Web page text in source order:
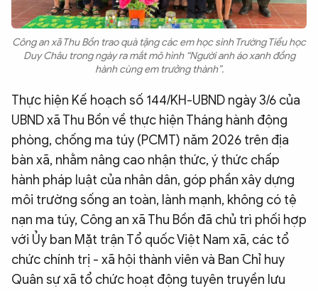
Công an xã Thu Bồn trao quà tặng các em học sinh Trường Tiểu học
Duy Châu trong ngày ra mắt mô hình “Người anh áo xanh đồng
hành cùng em trưởng thành”.
Thực hiện Kế hoạch số 144/KH-UBND ngày 3/6 của
UBND xã Thu Bồn về thực hiện Tháng hành động
phòng, chống ma túy (PCMT) năm 2026 trên địa
bàn xã, nhằm nâng cao nhận thức, ý thức chấp
hành pháp luật của nhân dân, góp phần xây dựng
môi trường sống an toàn, lành mạnh, không có tệ
nạn ma túy, Công an xã Thu Bồn đã chủ trì phối hợp
với Ủy ban Mặt trận Tổ quốc Việt Nam xã, các tổ
chức chính trị - xã hội thành viên và Ban Chỉ huy
Quân sự xã tổ chức hoạt động tuyên truyền lưu